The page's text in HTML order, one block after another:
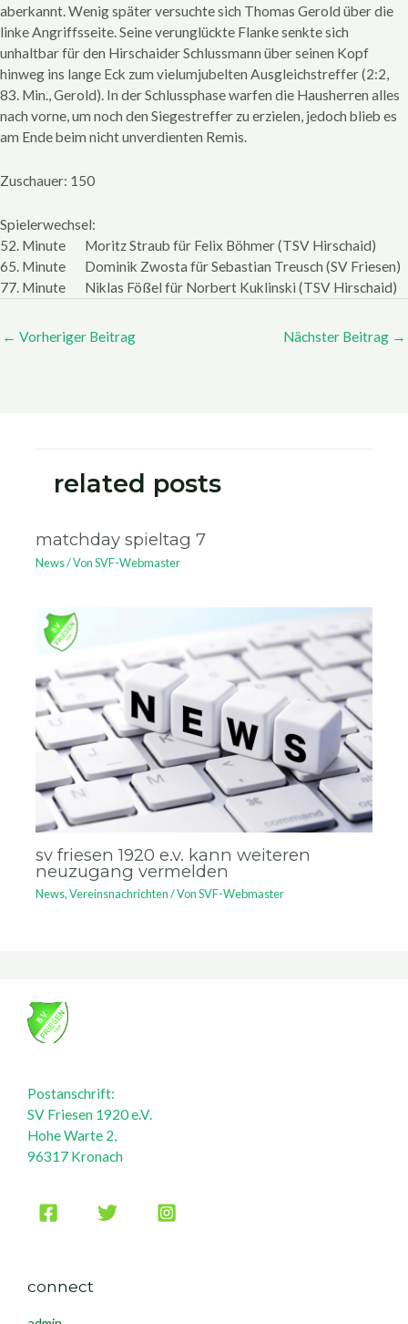
aberkannt. Wenig später versuchte sich Thomas Gerold über die
linke Angriffsseite. Seine verunglückte Flanke senkte sich
unhaltbar für den Hirschaider Schlussmann über seinen Kopf
hinweg ins lange Eck zum vielumjubelten Ausgleichstreffer (2:2,
83. Min., Gerold). In der Schlussphase warfen die Hausherren alles
nach vorne, um noch den Siegestreffer zu erzielen, jedoch blieb es
am Ende beim nicht unverdienten Remis.
Zuschauer: 150
Spielerwechsel:
52. Minute Moritz Straub für Felix Böhmer (TSV Hirschaid)
65. Minute Dominik Zwosta für Sebastian Treusch (SV Friesen)
77. Minute Niklas Fößel für Norbert Kuklinski (TSV Hirschaid)
← Vorheriger Beitrag Nächster Beitrag →
related posts
matchday spieltag 7
News/ VonSVF-Webmaster
sv friesen 1920 e.v. kann weiteren
neuzugang vermelden
News,Vereinsnachrichten/ VonSVF-Webmaster
Postanschrift:
SV Friesen 1920 e.V.
Hohe Warte 2,
96317 Kronach
connect